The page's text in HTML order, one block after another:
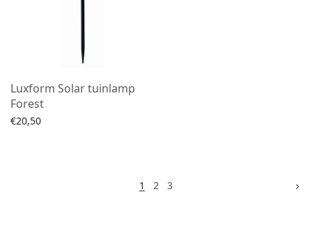
Luxform Solar tuinlamp
Forest
€20,50
1 2 3